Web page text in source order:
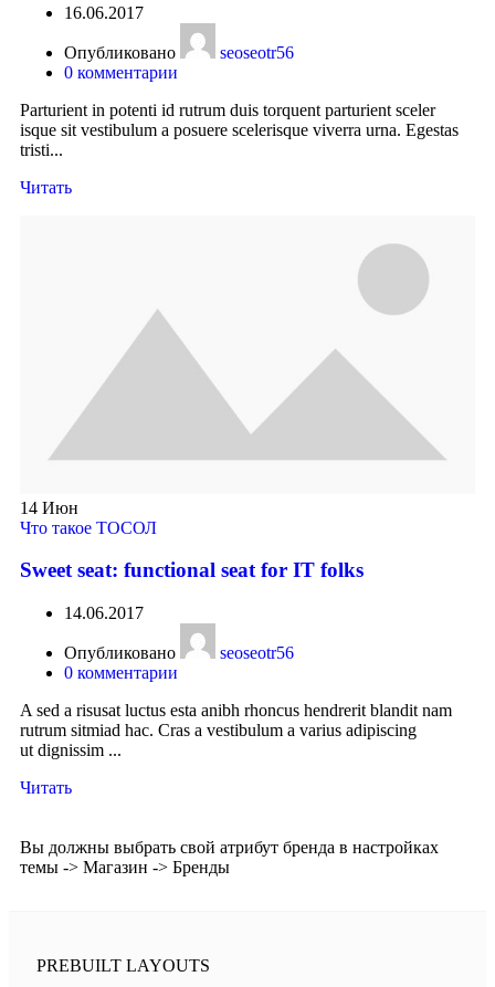
16.06.2017
Опубликовано
seoseotr56
0 комментарии
Parturient in potenti id rutrum duis torquent parturient sceler
isque sit vestibulum a posuere scelerisque viverra urna. Egestas
tristi...
Читать
14 Июн
Что такое ТОСОЛ
Sweet seat: functional seat for IT folks
14.06.2017
Опубликовано
seoseotr56
0 комментарии
A sed a risusat luctus esta anibh rhoncus hendrerit blandit nam
rutrum sitmiad hac. Cras a vestibulum a varius adipiscing
ut dignissim ...
Читать
Вы должны выбрать свой атрибут бренда в настройках
темы -> Магазин -> Бренды
PREBUILT LAYOUTS